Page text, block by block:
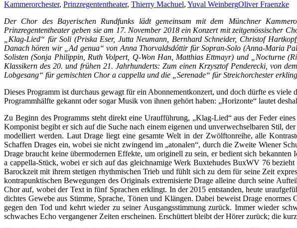
Kammerorchester, Prinzregententheater, Thierry Machuel, Yuval WeinbergOliver Fraenzke
Der Chor des Bayerischen Rundfunks lädt gemeinsam mit dem Münchner
Prinzregententheater geben sie am 17. November 2018 ein Konzert mit zeitgenössischer
„Klag-Lied“ für Soli (Priska Eser, Jutta Neumann, Bernhard Schneider, Christof
Danach hören wir „Ad genua“ von Anna Thorvaldsdóttir für Sopran-Solo (Anna-Maria
Solisten (Sonja Philippin, Ruth Volpert, Q-Won Han, Matthias Ettmayr) und „Nocturne
Klassikern des 20. und frühen 21. Jahrhunderts: Zum einen Krzysztof Penderecki, von
Lobgesang“ für gemischten Chor a cappella und die „Serenade“ für Streichorchester
Dieses Programm ist durchaus gewagt für ein Abonnementkonzert, und doch dürfte es
Programmhälfte gekannt oder sogar Musik von ihnen gehört haben: „Horizonte“ lautet
Zu Beginn des Programms steht direkt eine Uraufführung, „Klag-Lied“ aus der Feder
Komponist begibt er sich auf die Suche nach einem eigenen und unverwechselbaren Stil,
modelliert werden. Laut Drage liegt eine gesamte Welt in der Zwölftonreihe, alle
Schaffen Drages ein, wobei sie nicht zwingend im „atonalen“, durch die Zweite Wiener
Drage braucht keine übermodernen Effekte, um originell zu sein, er bedient sich
a cappella-Stück, wobei er sich auf das gleichnamige Werk Buxtehudes BuxWV 76
Barockzeit mit ihrem stetigen rhythmischen Trieb und fühlt sich zu dem für seine Zeit
kontrapunktischen Bewegungen des Originals extremisierte Drage alleine durch seine
Chor auf, wobei der Text in fünf Sprachen erklingt. In der 2015 entstanden, heute
dichtes Gewebe aus Stimme, Sprache, Tönen und Klängen. Dabei beweist Drage
gegen den Tod und kehrt wieder zu seiner Ausgangsstimmung zurück. Immer wieder
schwaches Echo vergangener Zeiten erscheinen. Erschüttert bleibt der Hörer zurück; die